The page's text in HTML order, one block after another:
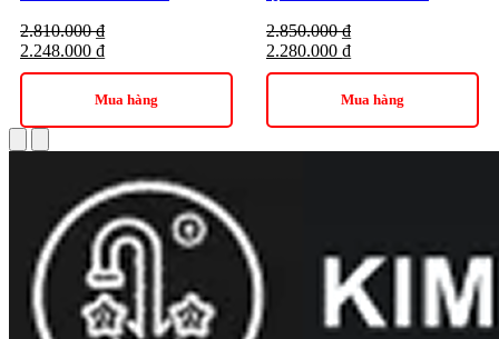
2.810.000₫
2.248.000 ₫
Mua hàng
2.850.000₫
2.280.000 ₫
Mua hàng